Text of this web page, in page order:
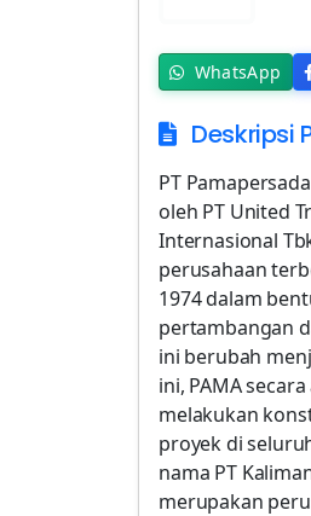
WhatsApp
Deskripsi
PT
oleh PT United
Internasional
perusahaan
1974 dalam
pertambangan
ini berubah
ini, PAMA
melakukan
proyek di
nama PT
merupakan